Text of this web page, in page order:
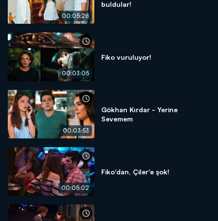
00:05:28
buldular!
00:03:05
Fiko vuruluyor!
00:03:53
Gökhan Kırdar - Yerine
Sevemem
00:05:02
Fiko'dan, Çiler'e şok!